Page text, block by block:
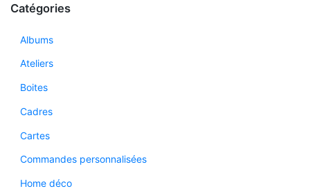
Catégories
Albums
Ateliers
Boites
Cadres
Cartes
Commandes personnalisées
Home déco